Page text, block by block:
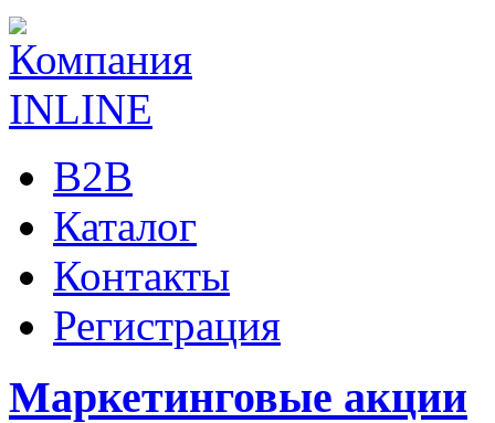
B2B
Каталог
Контакты
Регистрация
Маркетинговые акции